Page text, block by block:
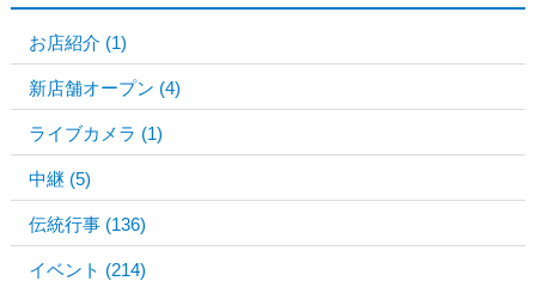
お店紹介 (1)
新店舗オープン (4)
ライブカメラ (1)
中継 (5)
伝統行事 (136)
イベント (214)